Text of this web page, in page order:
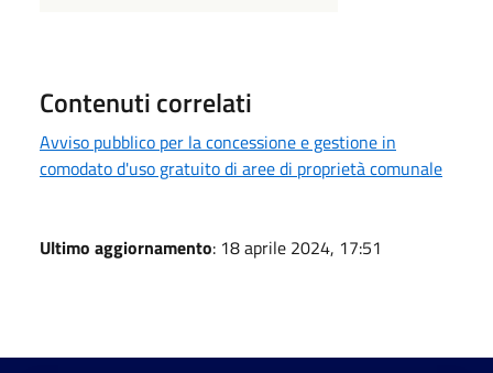
Contenuti correlati
Avviso pubblico per la concessione e gestione in
comodato d'uso gratuito di aree di proprietà comunale
Ultimo aggiornamento: 18 aprile 2024, 17:51